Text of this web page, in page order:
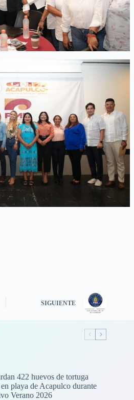
SIGUIENTE
422 huevos de tortuga
playa de Acapulco durante
Verano 2026